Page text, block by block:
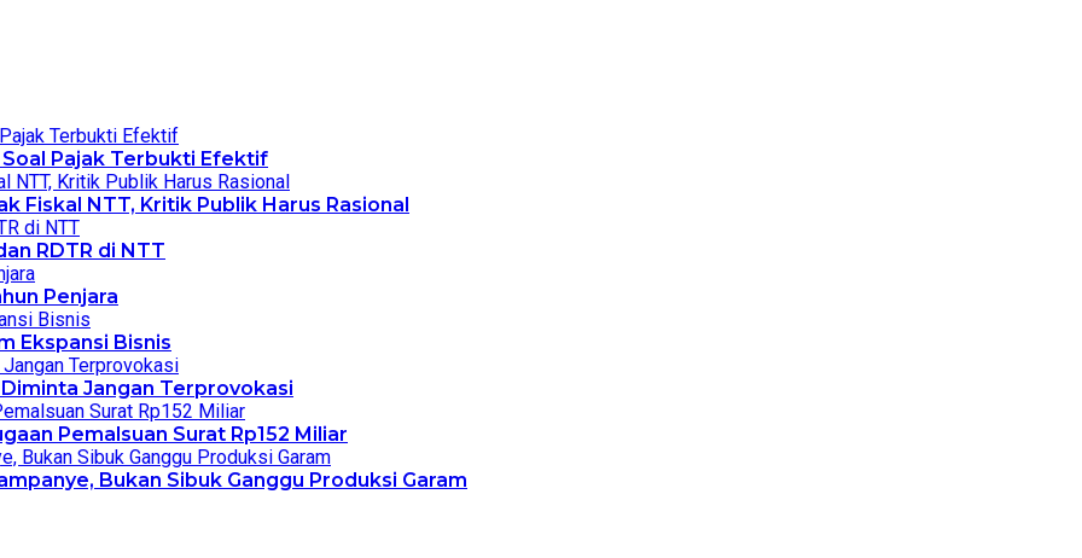
Soal Pajak Terbukti Efektif
Fiskal NTT, Kritik Publik Harus Rasional
RDTR di NTT
Penjara
Ekspansi Bisnis
Jangan Terprovokasi
Pemalsuan Surat Rp152 Miliar
Bukan Sibuk Ganggu Produksi Garam